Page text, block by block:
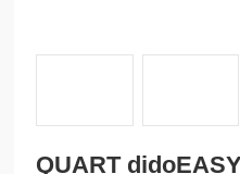
QUART